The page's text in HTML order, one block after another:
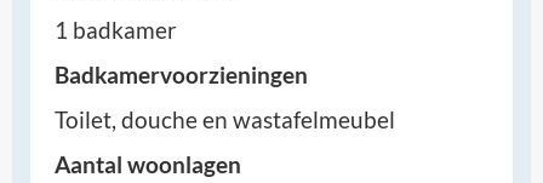
1 badkamer
Badkamervoorzieningen
Toilet, douche en wastafelmeubel
Aantal woonlagen